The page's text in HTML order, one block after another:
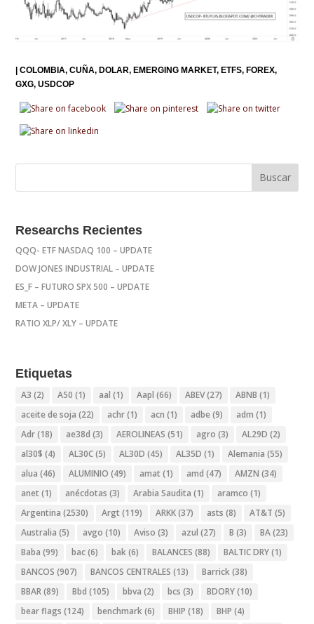
|COLOMBIA CUÑA DOLAR EMERGING MARKET ETFS FOREX
GXG USDCOP
Researchs Recientes
QQQ- ETF NASDAQ 100 – UPDATE
DOW JONES INDUSTRIAL – UPDATE
ES_F – FUTURO SPX 500 – UPDATE
META – UPDATE
RATIO XLP/ XLY – UPDATE
Etiquetas
A3 (2) A50 (1) aal (1) Aapl (66) ABEV(27) ABNB (1)
aceite de soja (22) achr(1) acn (1) adbe (9) adm (1)
Adr(18) ae38d (3) AEROLINEAS (51) agro (3) AL29D (2)
al30$ (4) AL30C(5) AL30D (45) AL35D (1) Alemania (55)
alua (46) ALUMINIO (49) amat (1) amd (47) AMZN (34)
anet (1) anécdotas (3) Arabia Saudita (1) aramco (1)
Argentina (2530) Argt (119) ARKK(37) asts (8) AT&T (5)
Australia (5) avgo (10) Aviso (3) azul (27) B (3) BA(23)
Baba (99) bac(6) bak(6) BALANCES (88) BALTIC DRY(1)
BANCOS (907) BANCOS CENTRALES (13) Barrick(38)
BBAR(89) Bbd (105) bbva (2) bcs (3) BDORY(10)
bear flags (124) benchmark(6) BHIP (18) BHP (4)